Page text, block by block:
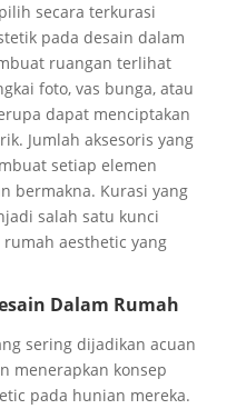
secara terkurasi
pada desain dalam
ruangan terlihat
foto, vas bunga, atau
dapat menciptakan
Jumlah aksesoris yang
setiap elemen
bermakna. Kurasi yang
salah satu kunci
aesthetic yang
Dalam Rumah
sering dijadikan acuan
menerapkan konsep
pada hunian mereka.